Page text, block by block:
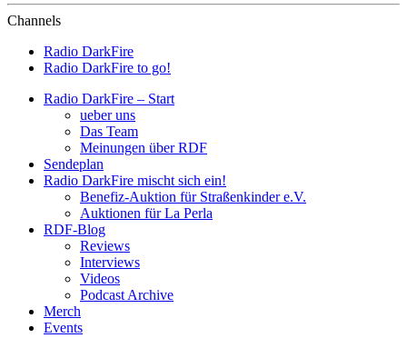
Channels
Radio DarkFire
Radio DarkFire to go!
Radio DarkFire – Start
ueber uns
Das Team
Meinungen über RDF
Sendeplan
Radio DarkFire mischt sich ein!
Benefiz-Auktion für Straßenkinder e.V.
Auktionen für La Perla
RDF-Blog
Reviews
Interviews
Videos
Podcast Archive
Merch
Events